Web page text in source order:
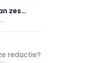
zes
redactie?